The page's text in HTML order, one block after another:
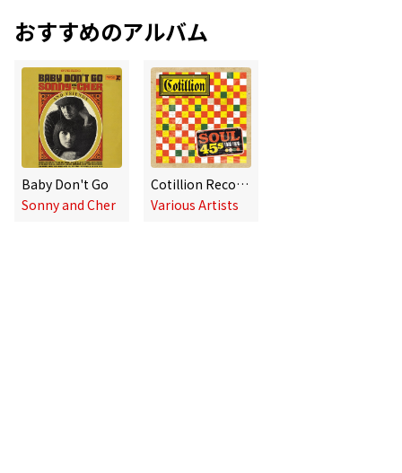
おすすめのアルバム
Baby Don't Go
Sonny and Cher
Cotillion Records: Soul 45s (1968-1970)
Various Artists